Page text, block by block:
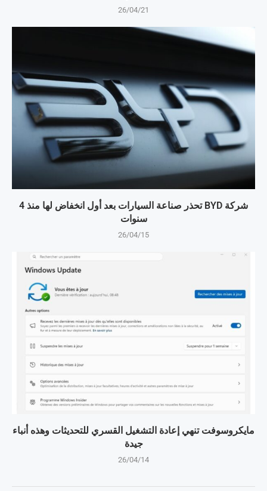
26/04/21
شركة BYD تحذر صناعة السيارات بعد أول انخفاض لها منذ 4
سنوات
26/04/15
مايكروسوفت تنهي إعادة التشغيل القسري للتحديثات وهذه أنباء
جيدة
26/04/14